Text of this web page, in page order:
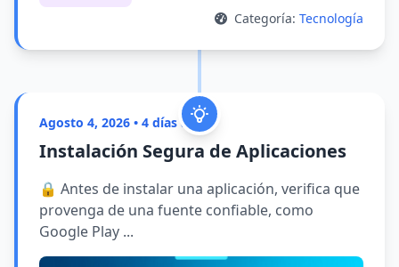
Categoría: Tecnología
Agosto 4, 2026 • 4 días atrás
Instalación Segura de Aplicaciones
🔒 Antes de instalar una aplicación, verifica que
provenga de una fuente confiable, como
Google Play ...